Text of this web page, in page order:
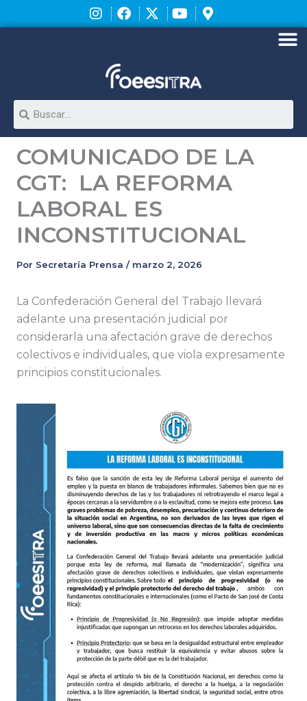
al
Search
COMUNICADO DE LA
CGT: LA REFORMA
LABORAL ES
INCONSTITUCIONAL
Por Secretaría Prensa / marzo 2, 2026
La Confederación General del Trabajo llevará
adelante una presentación judicial por
considerarla una afectación grave de derechos
colectivos e individuales, que viola expresamente
principios constitucionales.